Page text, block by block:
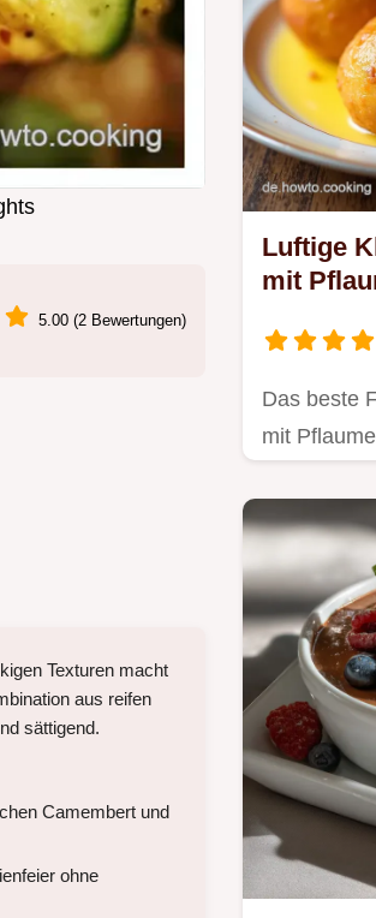
5.00 (2 Bewertungen)
Texturen macht
aus reifen
sättigend.
Camembert und
ohne
Luftige
mit
Das beste
mit